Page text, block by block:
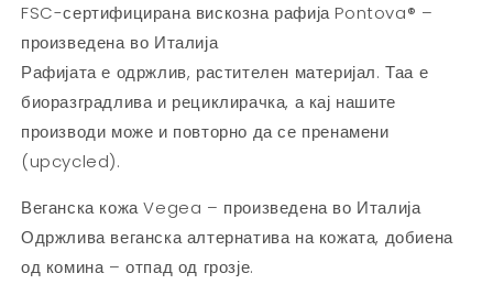
FSC-сертифицирана вискозна рафија Pontova® –
произведена во Италија
Рафијата е одржлив, растителен материјал. Таа е
биоразградлива и рециклирачка, а кај нашите
производи може и повторно да се пренамени
(upcycled).
Веганска кожа Vegea – произведена во Италија
Одржлива веганска алтернатива на кожата, добиена
од комина – отпад од грозје.